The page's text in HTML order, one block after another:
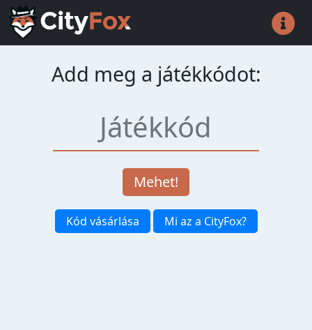
Add meg a játékkódot:
Mehet!
Kód vásárlása Mi az a CityFox?